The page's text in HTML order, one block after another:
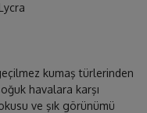
kumaş türlerinden
havalara karşı
ve şık görünümü